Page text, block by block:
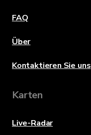
FAQ
Über
Kontaktieren Sie uns
Karten
Live-Radar